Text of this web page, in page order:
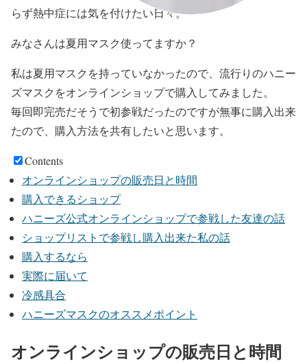
らず熱中症には気を付けたい日々。
みなさんは夏用マスク使ってますか？
私は夏用マスクを持っていなかったので、流行りのハニー
ズマスクをオンラインショップで購入してみました。
毎回即完売だそうで初参戦だったのですが無事に購入出来
たので、購入方法を共有したいと思います。
Contents
オンラインショップの販売日と時間
購入できるショップ
ハニーズ公式オンラインショップで参戦した友達の話
ショップリストで参戦し購入出来た私の話
購入するなら
実際に届いて
冷感具合
ハニーズマスクのオススメポイント
オンラインショップの販売日と時間